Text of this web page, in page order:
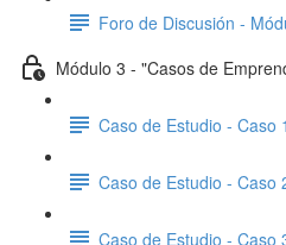
Foro de Discusión -
Módulo 3 - "Casos de
Caso de Estudio - Caso
Caso de Estudio - Caso
Caso de Estudio - Caso